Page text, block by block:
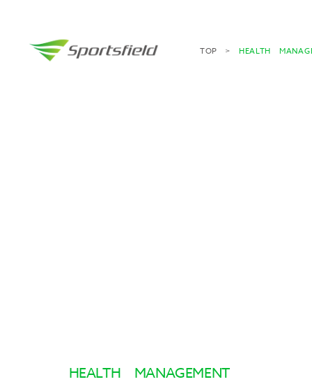
TOP HEALTH
HEALTH MANAGEMENT